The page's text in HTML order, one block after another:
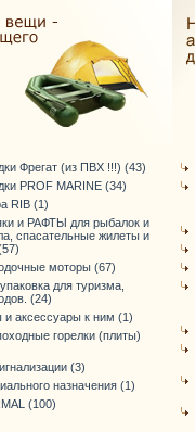
Фрегат (из ПВХ !!!) (43)
PROF MARINE (34)
RIB (1)
и РАФТЫ для рыбалок и
спасательные жилеты и
моторы (67)
для туризма,
(24)
аксессуары к ним (1)
горелки (плиты)
(3)
назначения (1)
(100)